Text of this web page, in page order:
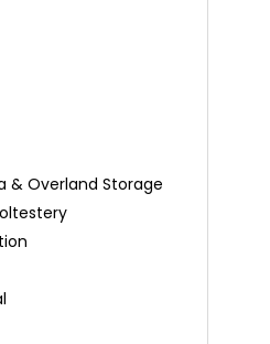
& Overland Storage